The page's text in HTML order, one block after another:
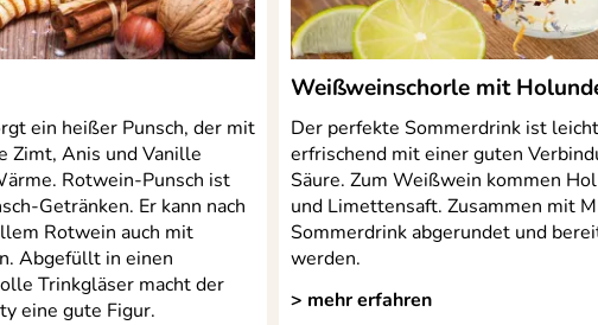
ein heißer Punsch, der mit
Zimt, Anis und Vanille
Rotwein-Punsch ist
Getränken. Er kann nach
Rotwein auch mit
Abgefüllt in einen
Trinkgläser macht der
eine gute Figur.
Weißweinschorle mit
Der perfekte Sommerdrink ist
erfrischend mit einer guten
Säure. Zum Weißwein kommen
und Limettensaft. Zusammen mit
Sommerdrink abgerundet und
werden.
> mehr erfahren